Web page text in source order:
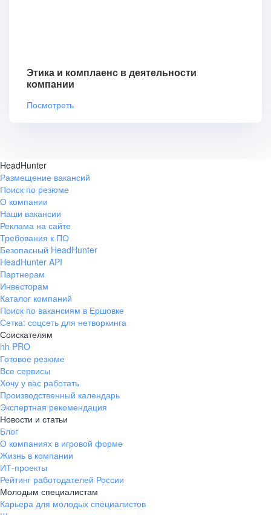
Этика и комплаенс в деятельности
компании
Посмотреть
HeadHunter
Размещение вакансий
Поиск по резюме
О компании
Наши вакансии
Реклама на сайте
Требования к ПО
Безопасный HeadHunter
HeadHunter API
Партнерам
Инвесторам
Каталог компаний
Поиск по вакансиям в Ершовке
Сетка: соцсеть для нетворкинга
Соискателям
hh PRO
Готовое резюме
Все сервисы
Хочу у вас работать
Производственный календарь
Экспертная рекомендация
Новости и статьи
Блог
О компаниях в игровой форме
Жизнь в компании
ИТ-проекты
Рейтинг работодателей России
Молодым специалистам
Карьера для молодых специалистов